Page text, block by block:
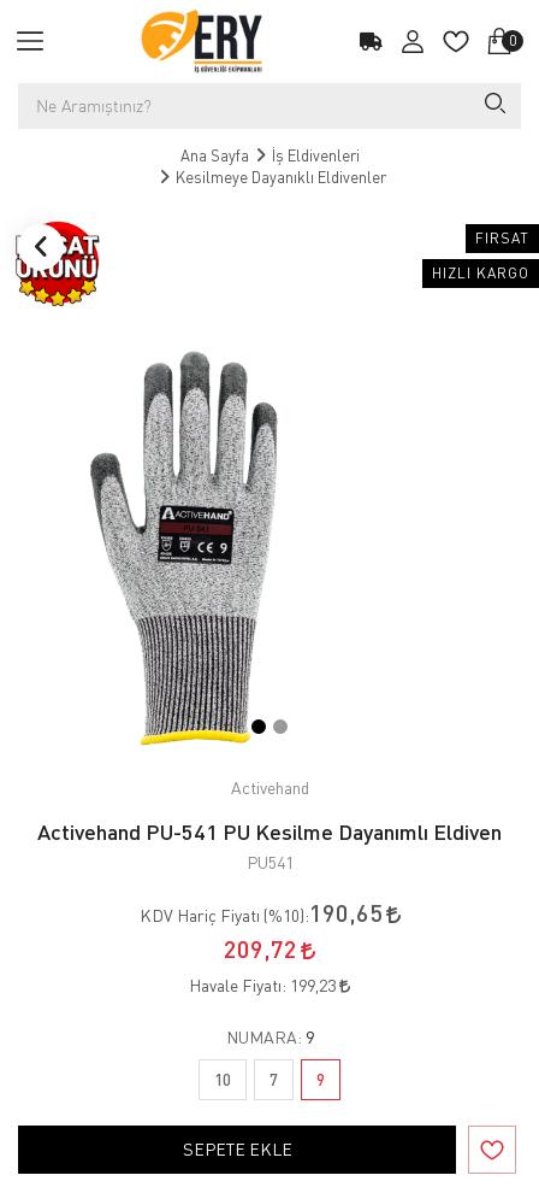
0
Ana Sayfa
İş Eldivenleri
Kesilmeye Dayanıklı Eldivenler
FIRSAT
HIZLI KARGO
Activehand
Activehand PU-541 PU Kesilme Dayanımlı Eldiven
PU541
KDV Hariç Fiyatı (%10):190,65
209,72
Havale Fiyatı: 199,23
NUMARA: 9
10 7 9
SEPETE EKLE